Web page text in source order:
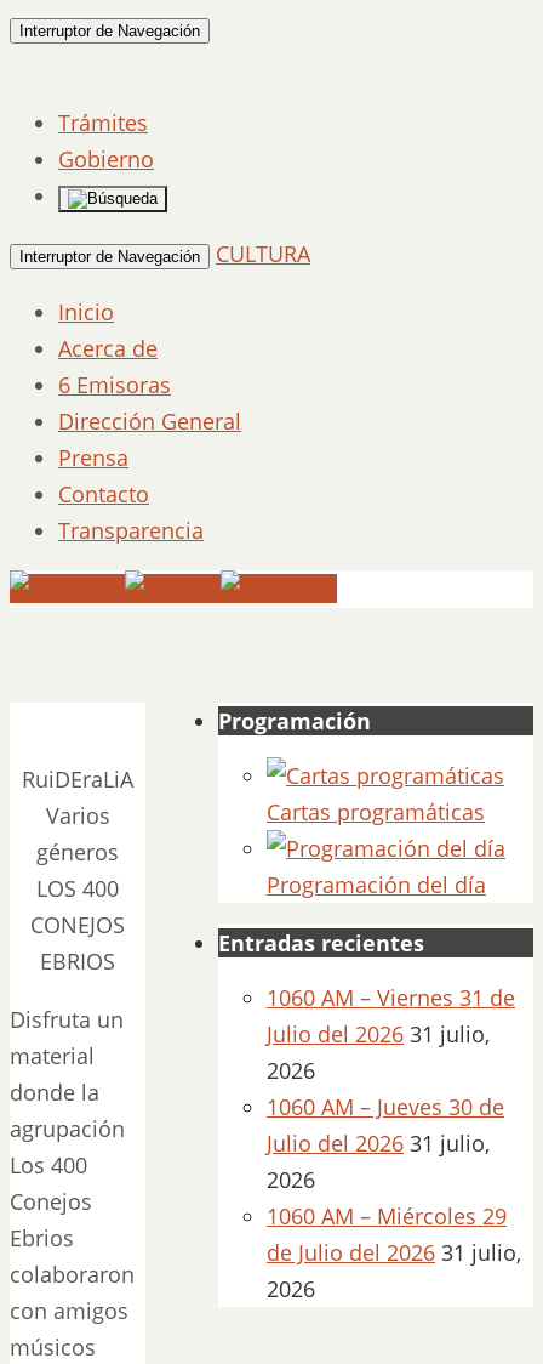
Interruptor de Navegación
Trámites
Gobierno
Interruptor de Navegación
CULTURA
Inicio
Acerca de
6 Emisoras
Dirección General
Prensa
Contacto
Transparencia
RuiDEraLiA
Varios
géneros
LOS 400
CONEJOS
EBRIOS
Disfruta un
material
donde la
agrupación
Los 400
Conejos
Ebrios
colaboraron
con amigos
músicos
Programación
Cartas programáticas
Programación del día
Entradas recientes
1060 AM – Viernes 31 de
Julio del 2026 31 julio,
2026
1060 AM – Jueves 30 de
Julio del 2026 31 julio,
2026
1060 AM – Miércoles 29
de Julio del 2026 31 julio,
2026